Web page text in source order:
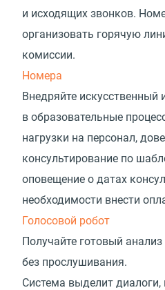
и исходящих звонков.
организовать горячую
комиссии.
Номера
Внедряйте искусственный
в образовательные
нагрузки на персонал,
консультирование по
оповещение о датах
необходимости внести
Голосовой робот
Получайте готовый анализ
без прослушивания.
Система выделит диалоги,